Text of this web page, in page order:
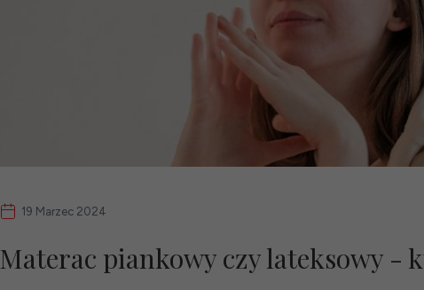
19 Marzec 2024
Materac piankowy czy lateksowy -